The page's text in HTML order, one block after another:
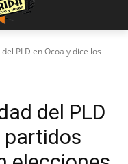
PLD en Ocoa y dice los
del PLD
partidos